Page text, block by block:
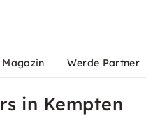
Magazin Werde Partner
in Kempten